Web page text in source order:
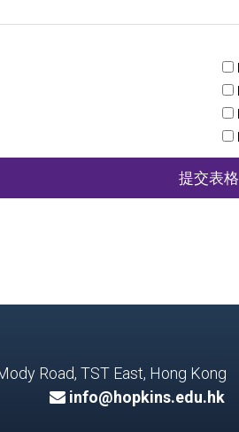
提交表格
Road, TST East, Hong Kong
info@hopkins.edu.hk